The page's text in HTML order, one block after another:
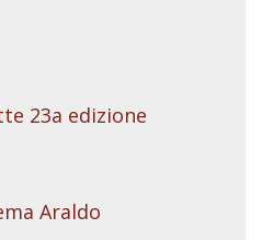
23a edizione
Araldo